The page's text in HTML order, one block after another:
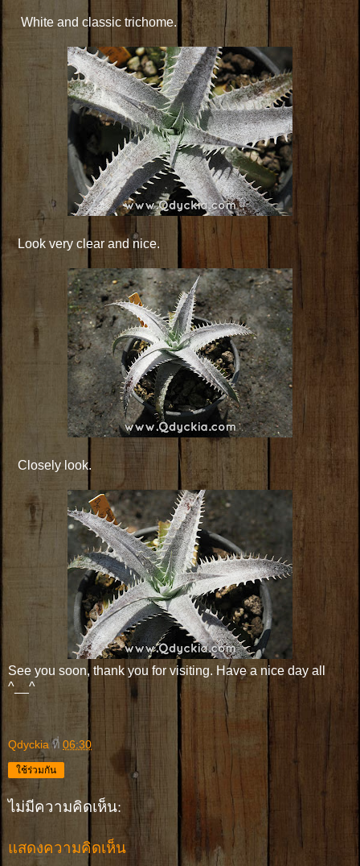
White and classic trichome.
Look very clear and nice.
Closely look.
See you soon, thank you for visiting. Have a nice day all
^__^
Qdyckia ที่ 06:30
ใช้ร่วมกัน
ไม่มีความคิดเห็น:
แสดงความคิดเห็น